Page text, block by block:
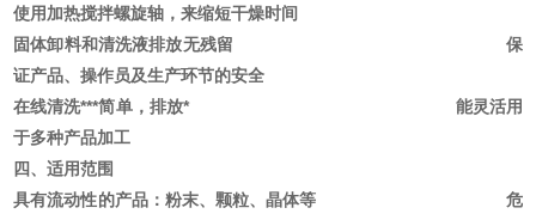
使用加热搅拌螺旋轴，来缩短干燥时间
固体卸料和清洗液排放无残留 保
证产品、操作员及生产环节的安全
在线清洗***简单，排放* 能灵活用
于多种产品加工
四、适用范围
具有流动性的产品：粉末、颗粒、晶体等 危